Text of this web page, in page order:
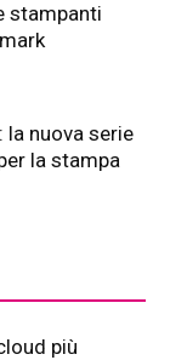
stampanti
la nuova serie
la stampa
più